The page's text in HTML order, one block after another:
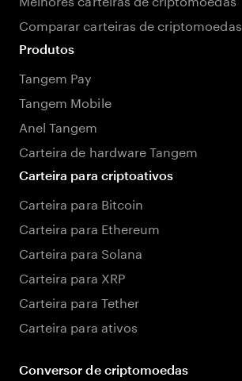
Comparar carteiras de criptomoedas
Produtos
Tangem Pay
Tangem Mobile
Anel Tangem
Carteira de hardware Tangem
Carteira para criptoativos
Carteira para Bitcoin
Carteira para Ethereum
Carteira para Solana
Carteira para XRP
Carteira para Tether
Carteira para ativos
Conversor de criptomoedas